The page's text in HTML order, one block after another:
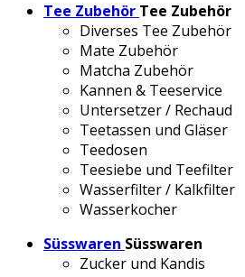
Tee Zubehör Tee Zubehör
Diverses Tee Zubehör
Mate Zubehör
Matcha Zubehör
Kannen & Teeservice
Untersetzer / Rechaud
Teetassen und Gläser
Teedosen
Teesiebe und Teefilter
Wasserfilter / Kalkfilter
Wasserkocher
Süsswaren Süsswaren
Zucker und Kandis